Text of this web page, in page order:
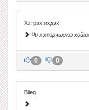
Хэтрэх ихдэх
Чи хэтэрчихлээ
0 0
Bileg